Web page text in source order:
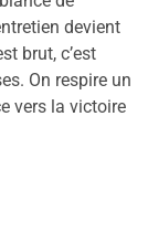
devient
brut, c’est
On respire un
vers la victoire